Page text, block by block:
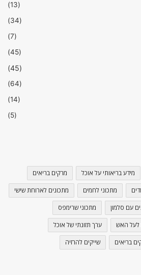
(13)
(34)
(7)
(45)
(45)
(64)
(14)
(5)
מידע בריאותי על אוכל מרקים בריאים
מתכוני לחמים מתכונים לארוחת שישי
עם סלמון מתכוני שרימפס
לעל האש ערך תזונתי של אוכל
בריאים שייקים להרזיה